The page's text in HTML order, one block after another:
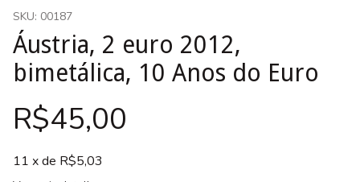
SKU: 00187
Áustria, 2 euro 2012,
bimetálica, 10 Anos do Euro
R$45,00
11 x de R$5,03